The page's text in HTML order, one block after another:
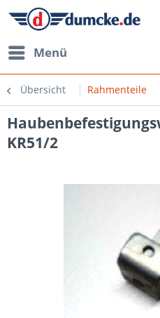
Menü
Übersicht Rahmenteile
KR51/2